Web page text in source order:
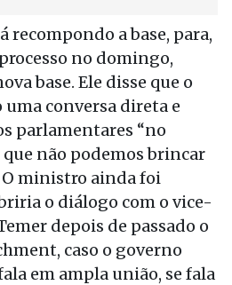
recompondo a base, para,
no domingo,
base. Ele disse que o
conversa direta e
parlamentares “no
não podemos brincar
O ministro ainda foi
o diálogo com o vice-
depois de passado o
caso o governo
em ampla união, se fala